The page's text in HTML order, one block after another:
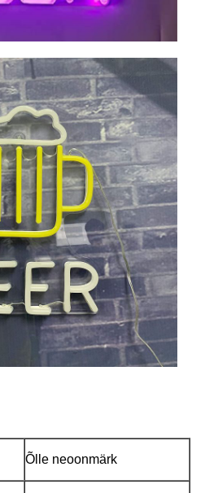
Õlle neoonmärk